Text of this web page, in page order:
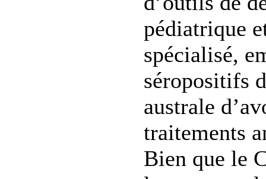
pédiatrique
spécialisé,
séropositifs
australe
traitements
Bien que le